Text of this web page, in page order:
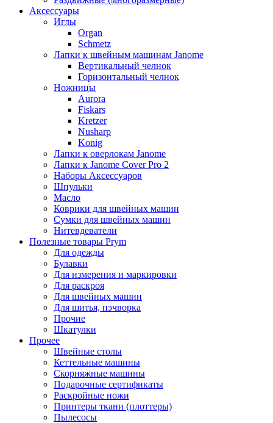
Аксессуары
Иглы
Organ
Schmetz
Лапки к швейным машинам Janome
Вертикальный челнок
Горизонтальный челнок
Ножницы
Aurora
Fiskars
Kretzer
Nusharp
Konig
Лапки к оверлокам Janome
Лапки к Janome Cover Pro 2
Наборы Аксессуаров
Шпульки
Масло
Коврики для швейных машин
Сумки для швейных машин
Нитевдеватели
Полезные товары Prym
Для одежды
Булавки
Для измерения и маркировки
Для раскроя
Для швейных машин
Для шитья, пэчворка
Прочие
Шкатулки
Прочее
Швейные столы
Кеттельные машины
Скорняжные машины
Подарочные сертификаты
Раскройные ножи
Принтеры ткани (плоттеры)
Пылесосы